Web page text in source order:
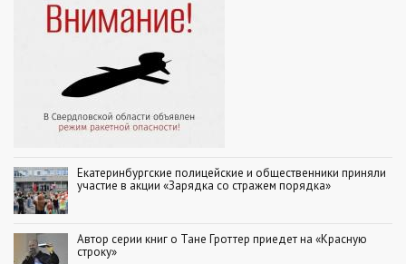
Екатеринбургские полицейские и общественники приняли
участие в акции «Зарядка со стражем порядка»
Автор серии книг о Тане Гроттер приедет на «Красную
строку»